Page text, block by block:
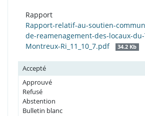
Rapport
Rapport-relatif-au-soutien-
de-reamenagement-des-locaux-
Montreux-Ri_11_10_7.pdf
34.2 Kb
Accepté
Approuvé
Refusé
Abstention
Bulletin blanc